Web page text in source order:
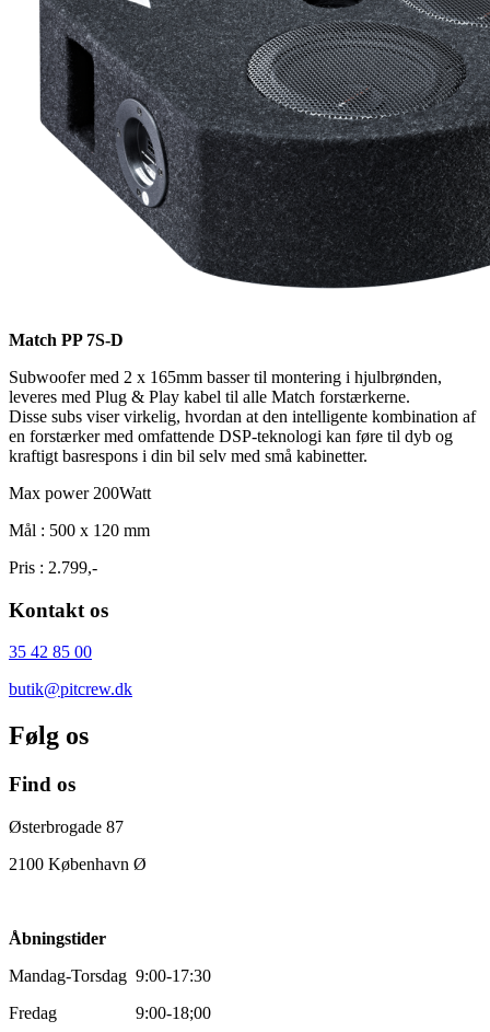
Match PP 7S-D
Subwoofer med 2 x 165mm basser til montering i hjulbrønden,
leveres med Plug & Play kabel til alle Match forstærkerne.
Disse subs viser virkelig, hvordan at den intelligente kombination af
en forstærker med omfattende DSP-teknologi kan føre til dyb og
kraftigt basrespons i din bil selv med små kabinetter.
Max power 200Watt
Mål : 500 x 120 mm
Pris : 2.799,-
Kontakt os
35 42 85 00
butik@pitcrew.dk
Følg os
Find os
Østerbrogade 87
2100 København Ø
Åbningstider
Mandag-Torsdag 9:00-17:30
Fredag 9:00-18;00